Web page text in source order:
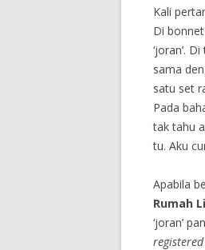
Kali
Di
‘joran’.
sama
satu set
Pada
tak tahu
tu. Aku
Apabila
Rumah
‘joran’